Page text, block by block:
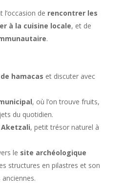
l’occasion de rencontrer les
à la cuisine locale, et de
.
hamacas et discuter avec
, où l’on trouve fruits,
du quotidien.
, petit trésor naturel à
le site archéologique
structures en pilastres et son